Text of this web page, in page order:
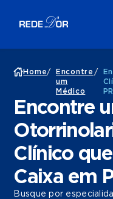
Home/
Encontre
um
Médico
/
PR
Encontre
Clínico
Caixa em
Busque por